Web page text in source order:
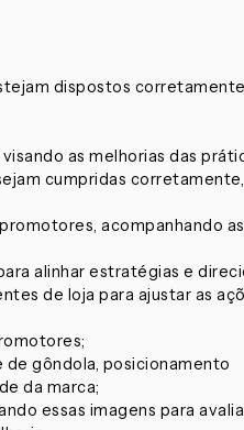
dispostos corretamente
as melhorias das
cumpridas corretamente,
acompanhando
alinhar estratégias e
de loja para ajustar as
de gôndola, posicionamento
da marca;
essas imagens para